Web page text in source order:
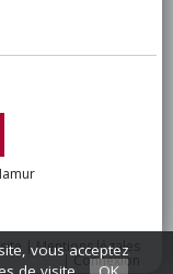
|Mentions légales
|Connexion
vous acceptez